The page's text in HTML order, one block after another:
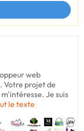
web
Votre projet de
Je suis
le texte